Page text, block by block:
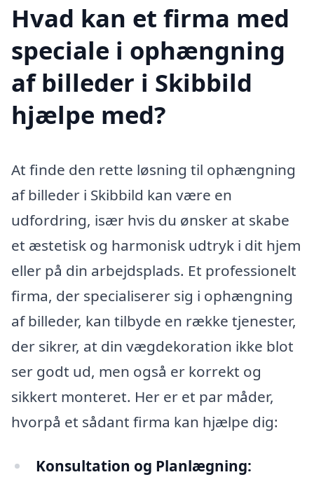
Hvad kan et firma med
speciale i ophængning
af billeder i Skibbild
hjælpe med?
At finde den rette løsning til ophængning
af billeder i Skibbild kan være en
udfordring, især hvis du ønsker at skabe
et æstetisk og harmonisk udtryk i dit hjem
eller på din arbejdsplads. Et professionelt
firma, der specialiserer sig i ophængning
af billeder, kan tilbyde en række tjenester,
der sikrer, at din vægdekoration ikke blot
ser godt ud, men også er korrekt og
sikkert monteret. Her er et par måder,
hvorpå et sådant firma kan hjælpe dig:
Konsultation og Planlægning: